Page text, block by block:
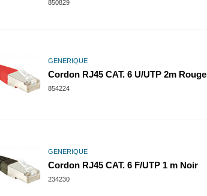
850829
GENERIQUE
Cordon RJ45 CAT. 6 U/UTP 2m Rouge
854224
GENERIQUE
Cordon RJ45 CAT. 6 F/UTP 1 m Noir
234230